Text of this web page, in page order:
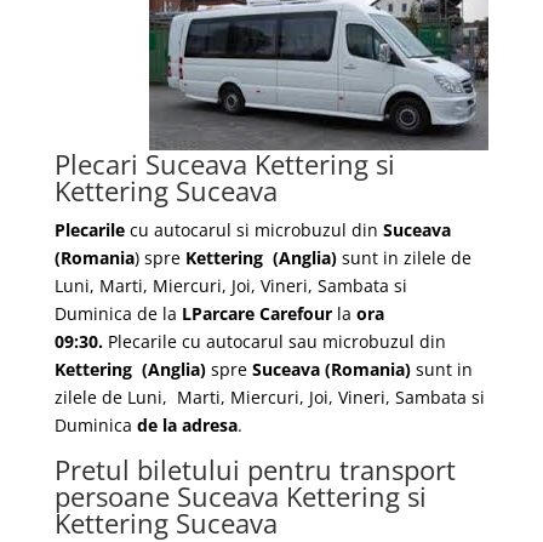
Plecari Suceava Kettering si
Kettering Suceava
Plecarilecu autocarul si microbuzul din Suceava
(Romania) spre Kettering (Anglia)sunt in zilele de
Luni, Marti, Miercuri, Joi, Vineri, Sambata si
Duminica de la LParcare Carefourla ora
09:30.Plecarile cu autocarul sau microbuzul din
Kettering (Anglia)spre Suceava (Romania)sunt in
zilele de Luni, Marti, Miercuri, Joi, Vineri, Sambata si
Duminica de la adresa.
Pretul biletului pentru transport
persoane Suceava Kettering si
Kettering Suceava